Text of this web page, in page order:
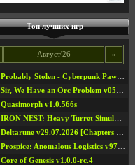
Топ лучших игр
Август'26 »
Probably Stolen - Cyberpunk Pawnshop Simulator v048c [Playtest]
Sir, We Have an Orc Problem v05.08.2026
Quasimorph v1.0.566s
IRON NEST: Heavy Turret Simulator v1.0a
Deltarune v29.07.2026 [Chapters 1-5] / + RUS [Chapters 1-5]
Prospice: Anomalous Logistics v97 [Playtest]
Core of Genesis v1.0.0-rc.4